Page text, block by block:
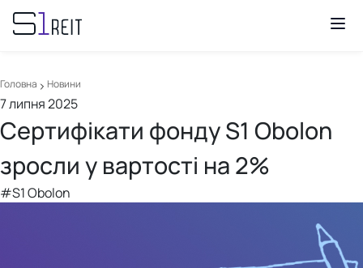
Головна Новини
7 липня 2025
Сертифікати фонду S1 Obolon
зросли у вартості на 2%
#S1 Obolon